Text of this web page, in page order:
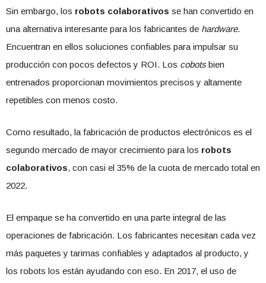
Sin embargo, los robots colaborativos se han convertido en
una alternativa interesante para los fabricantes de hardware.
Encuentran en ellos soluciones confiables para impulsar su
producción con pocos defectos y ROI. Los cobotsbien
entrenados proporcionan movimientos precisos y altamente
repetibles con menos costo.
Como resultado, la fabricación de productos electrónicos es el
segundo mercado de mayor crecimiento para los robots
colaborativos, con casi el 35% de la cuota de mercado total en
2022.
El empaque se ha convertido en una parte integral de las
operaciones de fabricación. Los fabricantes necesitan cada vez
más paquetes y tarimas confiables y adaptados al producto, y
los robots los están ayudando con eso. En 2017, el uso de